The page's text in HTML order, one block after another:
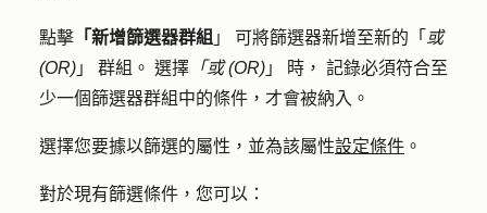
點擊 「新增篩選器群組 」 可將篩選器新增至新的「 或
(OR) 」 群組。 選擇 「或 (OR) 」 時， 記錄必須符合至
少一個篩選器群組中的條件，才會被納入。
選擇您要據以篩選的屬性 ，並為該屬性設定條件 。
對於現有篩選條件，您可以：